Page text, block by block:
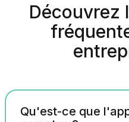
Découvrez
Qu'est-ce que